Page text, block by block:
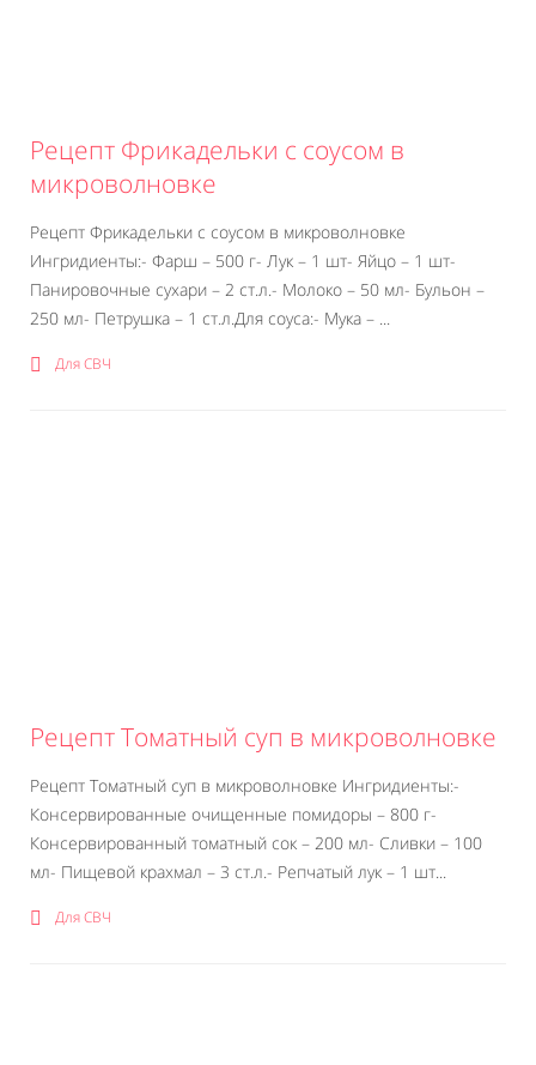
Рецепт Фрикадельки с соусом в
микроволновке
Рецепт Фрикадельки с соусом в микроволновке
Ингридиенты:- Фарш – 500 г- Лук – 1 шт- Яйцо – 1 шт-
Панировочные сухари – 2 ст.л.- Молоко – 50 мл- Бульон –
250 мл- Петрушка – 1 ст.л.Для соуса:- Мука – ...
Для СВЧ
Рецепт Томатный суп в микроволновке
Рецепт Томатный суп в микроволновке Ингридиенты:-
Консервированные очищенные помидоры – 800 г-
Консервированный томатный сок – 200 мл- Сливки – 100
мл- Пищевой крахмал – 3 ст.л.- Репчатый лук – 1 шт...
Для СВЧ